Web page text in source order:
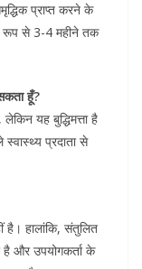
प्राप्त करने के
रूप से 3-4 महीने तक
हूँ?
यह बुद्धिमत्ता है
प्रदाता से
है। हालांकि, संतुलित
और उपयोगकर्ता के